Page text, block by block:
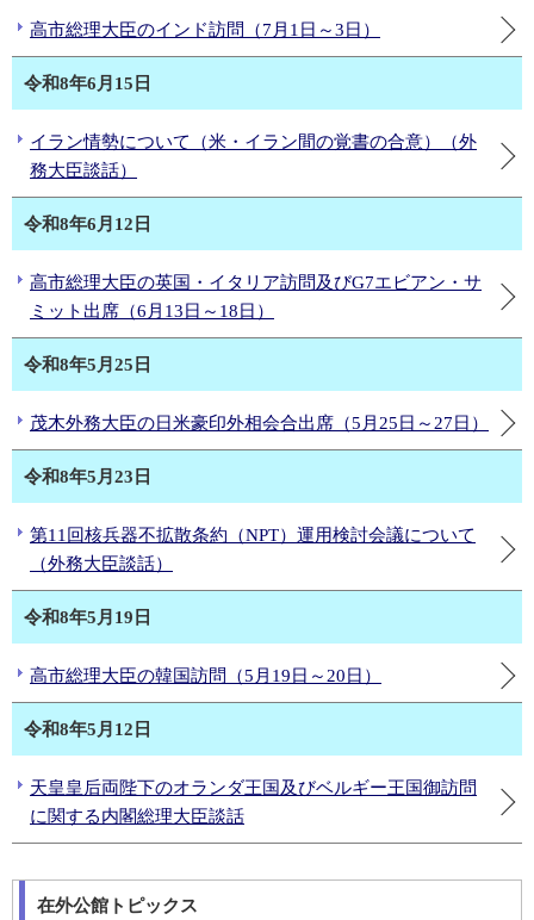
高市総理大臣のインド訪問（7月1日～3日）
令和8年6月15日
イラン情勢について（米・イラン間の覚書の合意）（外
務大臣談話）
令和8年6月12日
高市総理大臣の英国・イタリア訪問及びG7エビアン・サ
ミット出席（6月13日～18日）
令和8年5月25日
茂木外務大臣の日米豪印外相会合出席（5月25日～27日）
令和8年5月23日
第11回核兵器不拡散条約（NPT）運用検討会議について
（外務大臣談話）
令和8年5月19日
高市総理大臣の韓国訪問（5月19日～20日）
令和8年5月12日
天皇皇后両陛下のオランダ王国及びベルギー王国御訪問
に関する内閣総理大臣談話
在外公館トピックス